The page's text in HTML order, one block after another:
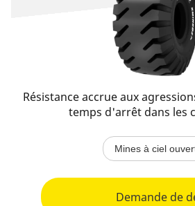
Résistance accrue aux
temps d'arrêt dans les
Mines à ciel
Demande de